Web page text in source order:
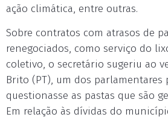
ação climática, entre outras.
Sobre contratos com atrasos de
renegociados, como serviço do
coletivo, o secretário sugeriu ao
Brito (PT), um dos parlamentares
questionasse as pastas que são
Em relação às dívidas do